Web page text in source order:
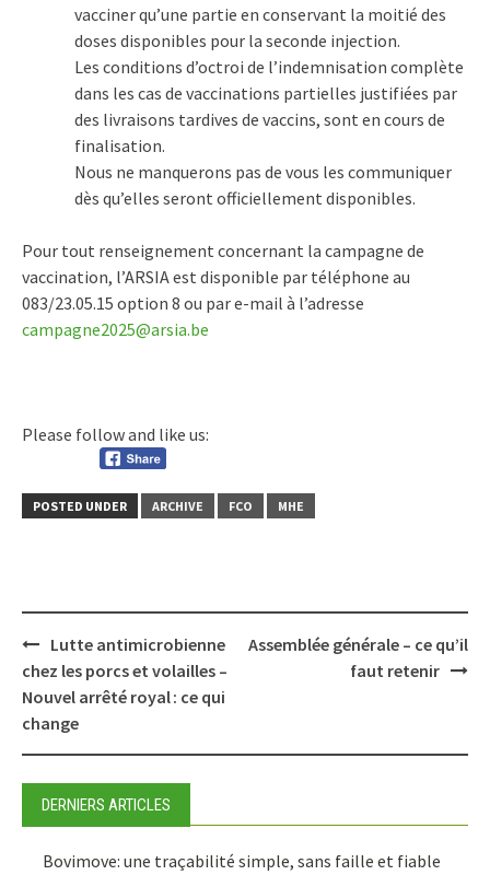
vacciner qu’une partie en conservant la moitié des
doses disponibles pour la seconde injection.
Les conditions d’octroi de l’indemnisation complète
dans les cas de vaccinations partielles justifiées par
des livraisons tardives de vaccins, sont en cours de
finalisation.
Nous ne manquerons pas de vous les communiquer
dès qu’elles seront officiellement disponibles.
Pour tout renseignement concernant la campagne de
vaccination, l’ARSIA est disponible par téléphone au
083/23.05.15 option 8 ou par e-mail à l’adresse
campagne2025@arsia.be
Please follow and like us:
POSTED UNDER ARCHIVE FCO MHE
Post
navigation
Lutte antimicrobienne
chez les porcs et volailles –
Nouvel arrêté royal : ce qui
change
Assemblée générale – ce qu’il
faut retenir
DERNIERS ARTICLES
Bovimove: une traçabilité simple, sans faille et fiable